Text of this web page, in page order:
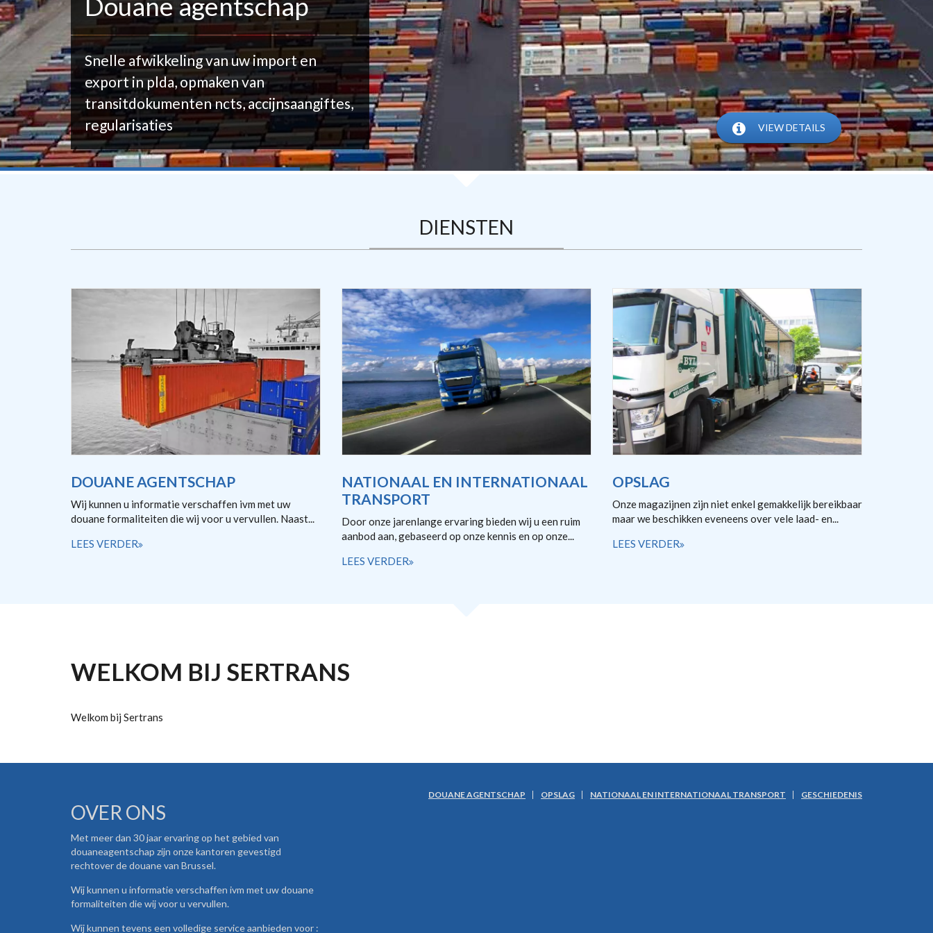
Snelle afwikkeling van uw import en
export in plda, opmaken van
transitdokumenten ncts, accijnsaangiftes,
regularisaties
VIEW DETAILS
DIENSTEN
DOUANE AGENTSCHAP
Wij kunnen u informatie verschaffen ivm met uw
douane formaliteiten die wij voor u vervullen. Naast...
LEES VERDER
NATIONAAL EN INTERNATIONAAL
TRANSPORT
Door onze jarenlange ervaring bieden wij u een ruim
aanbod aan, gebaseerd op onze kennis en op onze...
LEES VERDER
OPSLAG
Onze magazijnen zijn niet enkel gemakkelijk bereikbaar
maar we beschikken eveneens over vele laad- en...
LEES VERDER
WELKOM BIJ SERTRANS
Welkom bij Sertrans
OVER ONS
Met meer dan 30 jaar ervaring op het gebied van
douaneagentschap zijn onze kantoren gevestigd
rechtover de douane van Brussel.
Wij kunnen u informatie verschaffen ivm met uw douane
formaliteiten die wij voor u vervullen.
Wij kunnen tevens een volledige service aanbieden voor :
DOUANE AGENTSCHAP OPSLAG NATIONAAL EN INTERNATIONAAL TRANSPORT GESCHIEDENIS